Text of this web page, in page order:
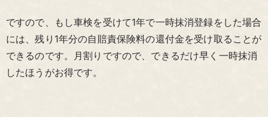
ですので、もし車検を受けて1年で一時抹消登録をした場合
には、残り1年分の自賠責保険料の還付金を受け取ることが
できるのです。月割りですので、できるだけ早く一時抹消
したほうがお得です。